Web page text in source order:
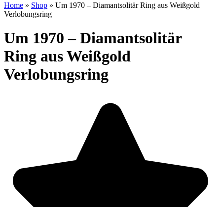
Home » Shop » Um 1970 – Diamantsolitär Ring aus Weißgold
Verlobungsring
Um 1970 – Diamantsolitär
Ring aus Weißgold
Verlobungsring